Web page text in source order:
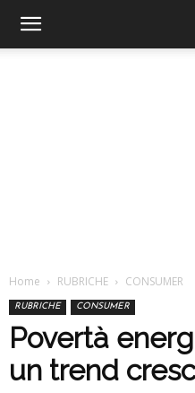
Home RUBRICHE CONSUMER
RUBRICHE CONSUMER
Povertà
un trend